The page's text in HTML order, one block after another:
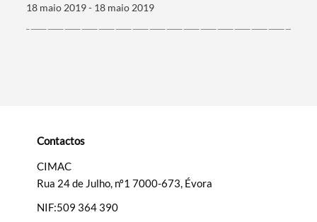
Categorias gerais
18 maio 2019 - 18 maio 2019
Contactos
CIMAC
Rua 24 de Julho, nº1 7000-673, Évora
NIF:509 364 390